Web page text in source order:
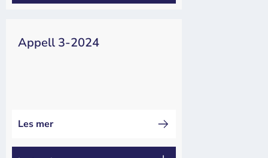
Appell 3-2024
Les mer